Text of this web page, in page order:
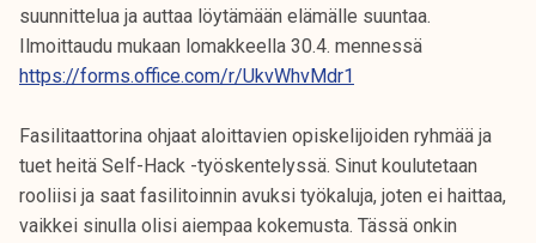
suunnittelua ja auttaa löytämään elämälle suuntaa.
Ilmoittaudu mukaan lomakkeella 30.4. mennessä
https://forms.office.com/r/UkvWhvMdr1
Fasilitaattorina ohjaat aloittavien opiskelijoiden ryhmää ja
tuet heitä Self-Hack -työskentelyssä. Sinut koulutetaan
rooliisi ja saat fasilitoinnin avuksi työkaluja, joten ei haittaa,
vaikkei sinulla olisi aiempaa kokemusta. Tässä onkin